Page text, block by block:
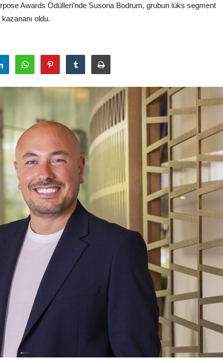
Awards Ödülleri’nde Susona Bodrum, grubun lüks segment
oldu.